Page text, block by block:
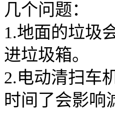
几个问题：
1.地面的垃圾
进垃圾箱。
2.电动清扫车
时间了会影响